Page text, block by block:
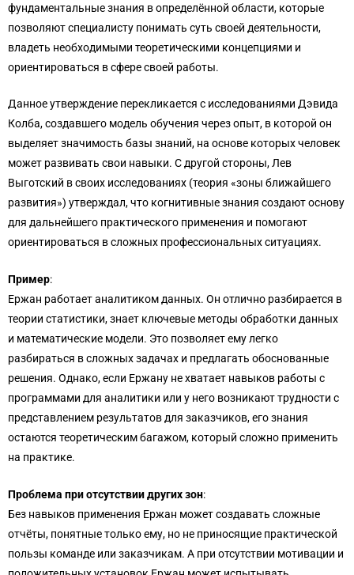
фундаментальные знания в определённой области, которые
позволяют специалисту понимать суть своей деятельности,
владеть необходимыми теоретическими концепциями и
ориентироваться в сфере своей работы.
Данное утверждение перекликается с исследованиями Дэвида
Колба, создавшего модель обучения через опыт, в которой он
выделяет значимость базы знаний, на основе которых человек
может развивать свои навыки. С другой стороны, Лев
Выготский в своих исследованиях (теория «зоны ближайшего
развития») утверждал, что когнитивные знания создают основу
для дальнейшего практического применения и помогают
ориентироваться в сложных профессиональных ситуациях.
Пример:
Ержан работает аналитиком данных. Он отлично разбирается в
теории статистики, знает ключевые методы обработки данных
и математические модели. Это позволяет ему легко
разбираться в сложных задачах и предлагать обоснованные
решения. Однако, если Ержану не хватает навыков работы с
программами для аналитики или у него возникают трудности с
представлением результатов для заказчиков, его знания
остаются теоретическим багажом, который сложно применить
на практике.
Проблема при отсутствии других зон:
Без навыков применения Ержан может создавать сложные
отчёты, понятные только ему, но не приносящие практической
пользы команде или заказчикам. А при отсутствии мотивации и